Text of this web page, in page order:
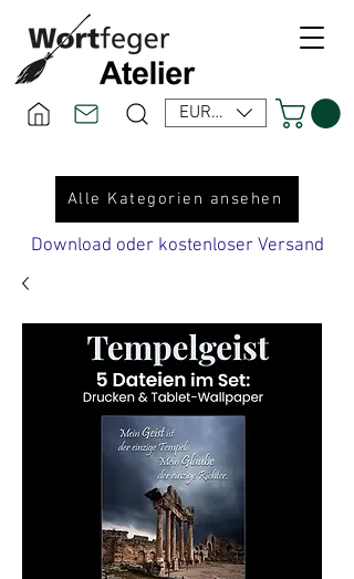
EUR (€)
Alle Kategorien ansehen
Download oder kostenloser Versand